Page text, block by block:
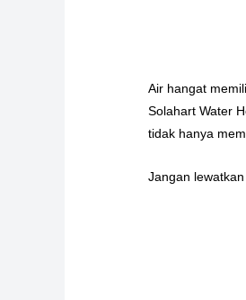
Air hangat
Solahart Water
tidak hanya
Jangan